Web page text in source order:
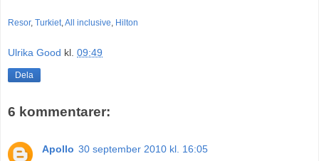
Resor, Turkiet,All inclusive, Hilton
Ulrika Good kl. 09:49
Dela
6 kommentarer:
Apollo 30 september 2010 kl. 16:05